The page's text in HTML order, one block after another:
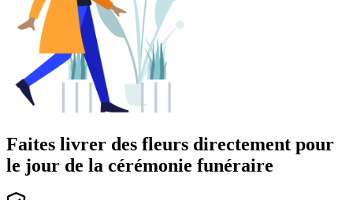
Faites livrer des fleurs directement pour
le jour de la cérémonie funéraire